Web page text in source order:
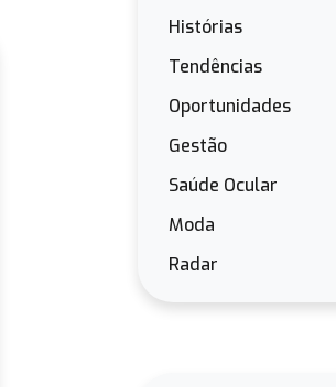
Histórias
Tendências
Oportunidades
Gestão
Saúde Ocular
Moda
Radar